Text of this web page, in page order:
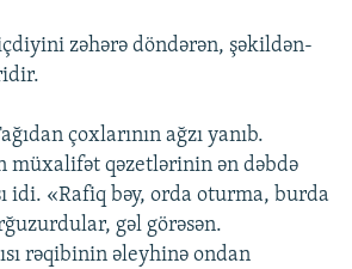
zəhərə döndərən, şəkildən-
çoxlarının ağzı yanıb.
müxalifət qəzetlərinin ən dəbdə
idi. «Rafiq bəy, orda oturma, burda
gəl görəsən.
rəqibinin əleyhinə ondan